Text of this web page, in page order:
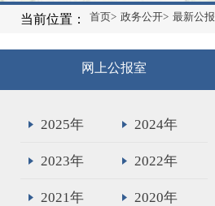
当前位置： 首页> 政务公开> 最新公报
网上公报室
2025年 2024年
2023年 2022年
2021年 2020年